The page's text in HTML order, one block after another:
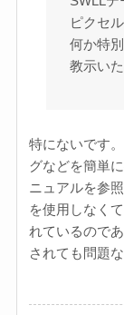
ピクセ
何か特
教示い
特にないです
グなどを簡単
ニュアルを参
を使用しなく
れているので
されても問題な